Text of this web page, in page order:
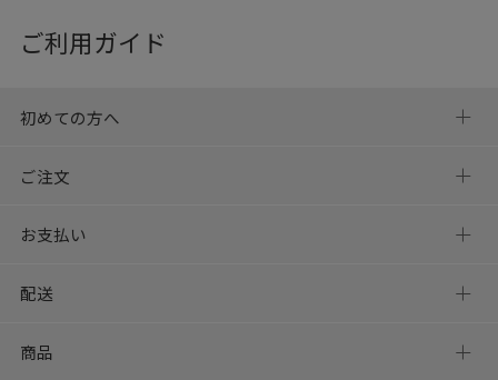
ご利用ガイド
初めての方へ
ご注文
お支払い
配送
商品